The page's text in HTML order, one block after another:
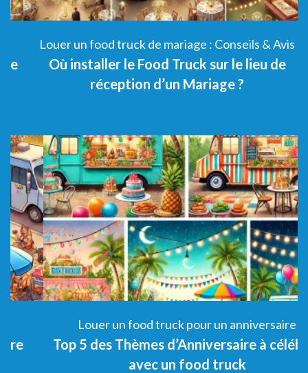
Louer un food truck de mariage : Conseils & Avis
Où installer le Food Truck sur le lieu de
réception d’un Mariage ?
Louer un food truck pour un anniversaire
Top 5 des Thèmes d’Anniversaire à célébrer
avec un food truck